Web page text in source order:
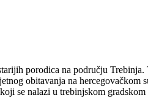
porodica na području
obitavanja na
se nalazi u trebinjskom